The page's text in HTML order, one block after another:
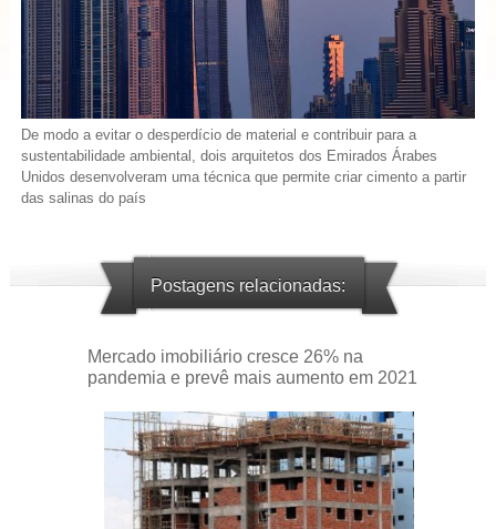
De modo a evitar o desperdício de material e contribuir para a
sustentabilidade ambiental, dois arquitetos dos Emirados Árabes
Unidos desenvolveram uma técnica que permite criar cimento a partir
das salinas do país
Postagens relacionadas:
Mercado imobiliário cresce 26% na
pandemia e prevê mais aumento em 2021